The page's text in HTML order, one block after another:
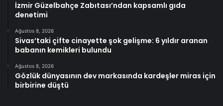
İzmir Güzelbahçe Zabıtası’ndan kapsamlı gıda
denetimi
Ağustos 8, 2026
Sivas’taki çifte cinayette şok gelişme: 6 yıldır aranan
babanın kemikleri bulundu
Ağustos 8, 2026
Gözlük dünyasının dev markasında kardeşler miras için
birbirine düştü